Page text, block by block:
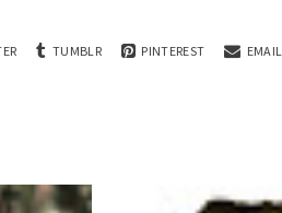
TUMBLR PINTEREST EMAIL